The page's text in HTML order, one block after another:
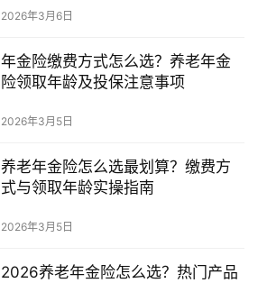
2026年3月6日
年金险缴费方式怎么选？养老年金
险领取年龄及投保注意事项
2026年3月5日
养老年金险怎么选最划算？缴费方
式与领取年龄实操指南
2026年3月5日
2026养老年金险怎么选？热门产品